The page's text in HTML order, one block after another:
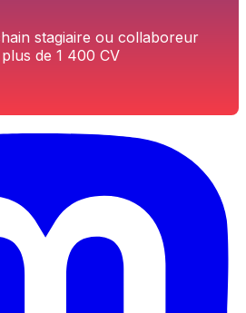
stagiaire ou collaboreur
de 1 400 CV